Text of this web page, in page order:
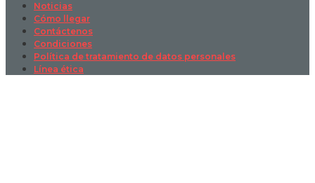
Noticias
Cómo llegar
Contáctenos
Condiciones
Política de tratamiento de datos personales
Línea ética